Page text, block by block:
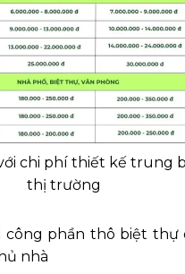
chi phí thiết kế trung
thị trường
công phần thô biệt thự
nhà